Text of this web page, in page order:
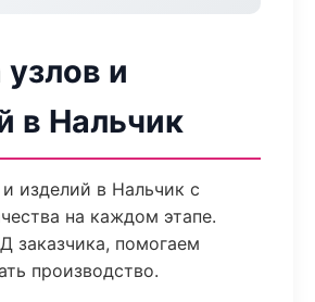
и
в Нальчик
изделий в Нальчик с
на каждом этапе.
заказчика, помогаем
производство.